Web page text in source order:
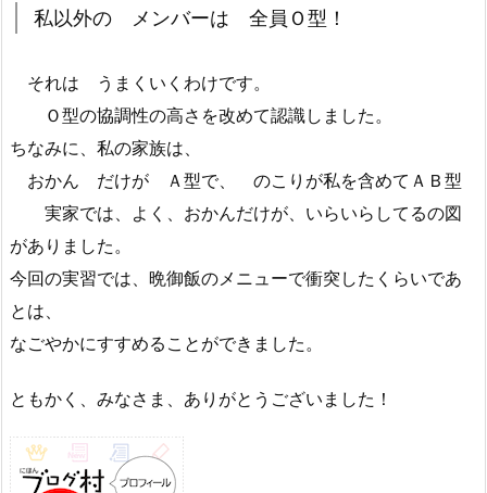
私以外の メンバーは 全員Ｏ型！
それは うまくいくわけです。
Ｏ型の協調性の高さを改めて認識しました。
ちなみに、私の家族は、
おかん だけが Ａ型で、 のこりが私を含めてＡＢ型
実家では、よく、おかんだけが、いらいらしてるの図
がありました。
今回の実習では、晩御飯のメニューで衝突したくらいであ
とは、
なごやかにすすめることができました。
ともかく、みなさま、ありがとうございました！